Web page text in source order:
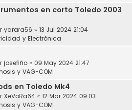
en corto Toledo 2003
yarara56 « 13 Jul 2024 21:04
y Electrónica
josefiño « 09 May 2024 21:47
y VAG-COM
en Toledo Mk4
XeVoRa64 « 12 Mar 2024 09:03
y VAG-COM